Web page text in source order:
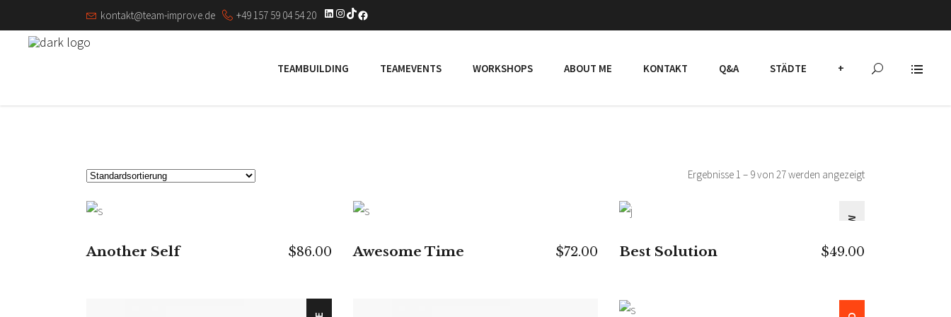
kontakt@team-improve.de +49 157 59 04 54 20 LinkedIn
Instagram
TikTokFacebook
TEAMBUILDING TEAMEVENTS WORKSHOPS ABOUT ME KONTAKT Q&A STÄDTE +
Ergebnisse 1 – 9 von 27 werden angezeigt
Another Self $86.00 Awesome Time $72.00
NEW
Best Solution $49.00